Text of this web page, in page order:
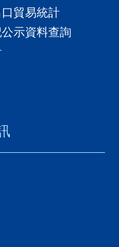
貿易統計
示資料查詢